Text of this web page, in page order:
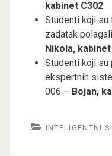
kabinet C302
Studenti koji su
zadatak
Nikola,
Studenti koji su
ekspertnih
006 – Bojan,
INTELIGENTNI